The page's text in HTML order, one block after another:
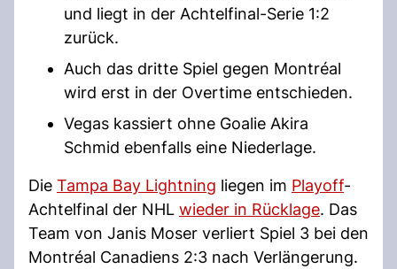
und liegt in der Achtelfinal-Serie 1:2
zurück.
Auch das dritte Spiel gegen Montréal
wird erst in der Overtime entschieden.
Vegas kassiert ohne Goalie Akira
Schmid ebenfalls eine Niederlage.
Die Tampa Bay Lightning liegen im Playoff-
Achtelfinal der NHL wieder in Rücklage. Das
Team von Janis Moser verliert Spiel 3 bei den
Montréal Canadiens 2:3 nach Verlängerung.